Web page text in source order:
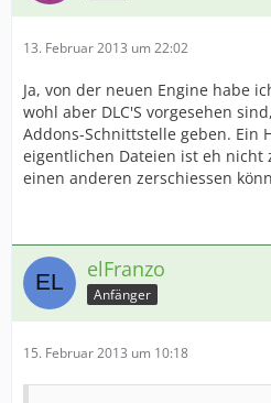
13. Februar 2013 um 22:02
Ja, von der neuen Engine habe
wohl aber DLC'S vorgesehen
Addons-Schnittstelle geben. Ein
eigentlichen Dateien ist eh nicht
einen anderen zerschiessen
elFranzo
Anfänger
15. Februar 2013 um 10:18